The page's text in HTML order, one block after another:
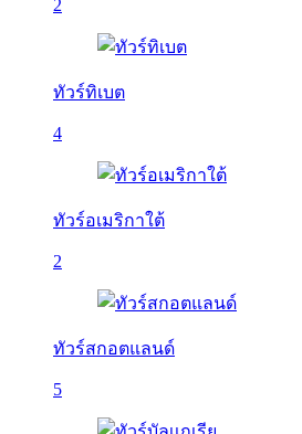
2
ทัวร์ทิเบต
4
ทัวร์อเมริกาใต้
2
ทัวร์สกอตแลนด์
5